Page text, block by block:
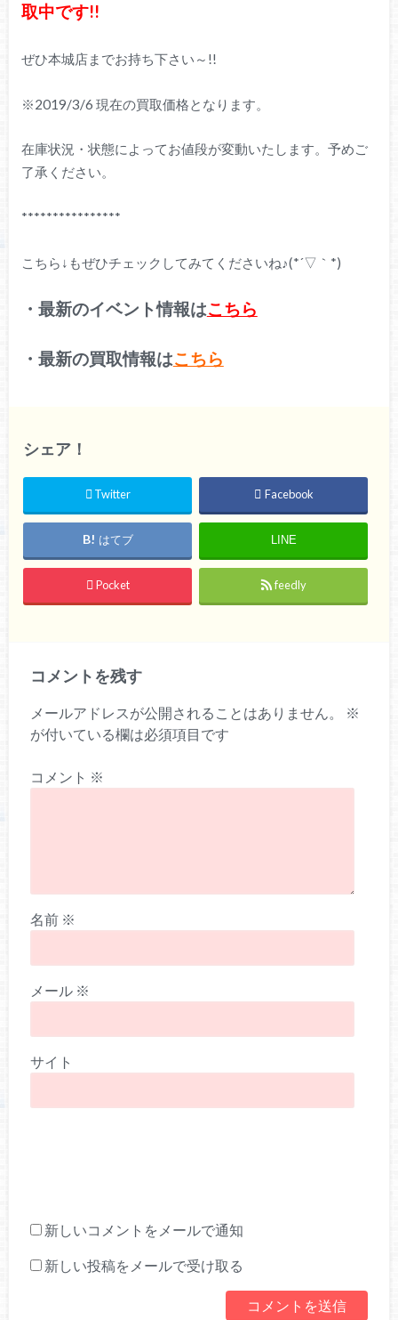
取中です!!
ぜひ本城店までお持ち下さい～!!
※2019/3/6 現在の買取価格となります。
在庫状況・状態によってお値段が変動いたします。予めご
了承ください。
****************
こちら↓もぜひチェックしてみてくださいね♪(*´▽｀*)
・最新のイベント情報はこちら
・最新の買取情報はこちら
シェア！
Twitter Facebook
はてブ LINE
Pocket feedly
コメントを残す
メールアドレスが公開されることはありません。
※
が付いている欄は必須項目です
コメント ※
名前 ※
メール ※
サイト
新しいコメントをメールで通知
新しい投稿をメールで受け取る